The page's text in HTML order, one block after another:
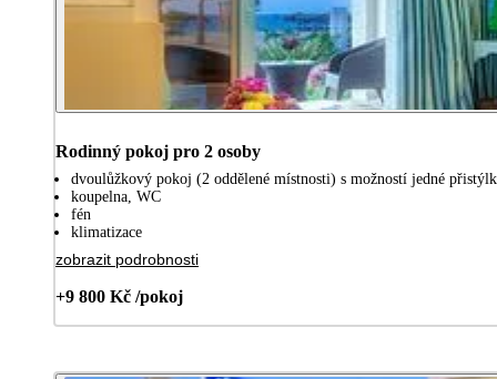
Rodinný pokoj pro 2 osoby
dvoulůžkový pokoj (2 oddělené místnosti) s možností jedné
koupelna, WC
fén
klimatizace
zobrazit podrobnosti
+9 800 Kč /pokoj